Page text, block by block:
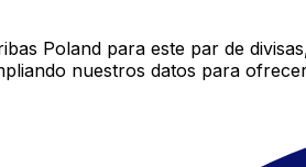
Poland para este par de
nuestros datos para